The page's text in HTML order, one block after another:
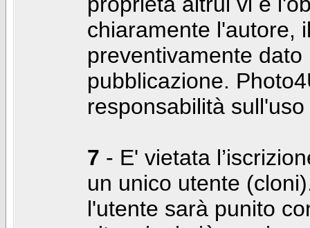
chiaramente l'autore,
preventivamente
pubblicazione.
responsabilità
7 - E' vietata
un unico utente
l'utente sarà punito